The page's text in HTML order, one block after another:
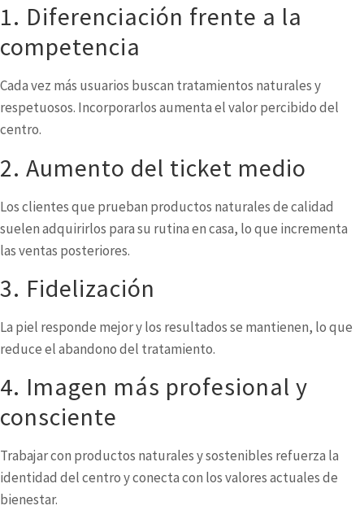
1. Diferenciación frente a la
competencia
Cada vez más usuarios buscan tratamientos naturales y
respetuosos. Incorporarlos aumenta el valor percibido del
centro.
2. Aumento del ticket medio
Los clientes que prueban productos naturales de calidad
suelen adquirirlos para su rutina en casa, lo que incrementa
las ventas posteriores.
3. Fidelización
La piel responde mejor y los resultados se mantienen, lo que
reduce el abandono del tratamiento.
4. Imagen más profesional y
consciente
Trabajar con productos naturales y sostenibles refuerza la
identidad del centro y conecta con los valores actuales de
bienestar.